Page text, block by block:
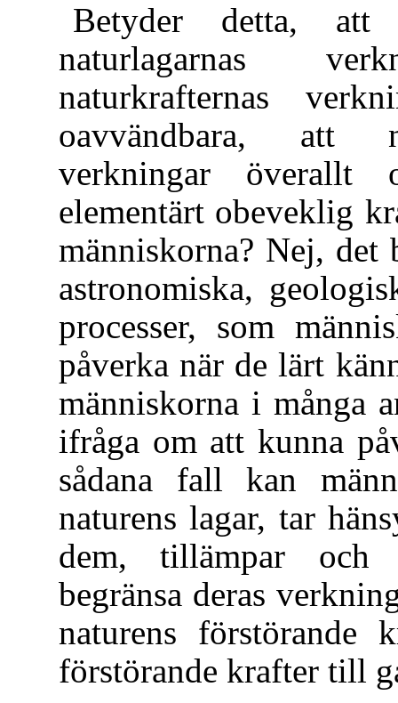
Betyder detta, att
naturlagarnas
naturkrafternas
oavvändbara, att
verkningar överallt
elementärt obeveklig
människorna? Nej,
astronomiska,
processer, som
påverka när de lärt
människorna i många
ifråga om att kunna
sådana fall kan
naturens lagar, tar
dem, tillämpar och
begränsa deras
naturens förstörande
förstörande krafter till